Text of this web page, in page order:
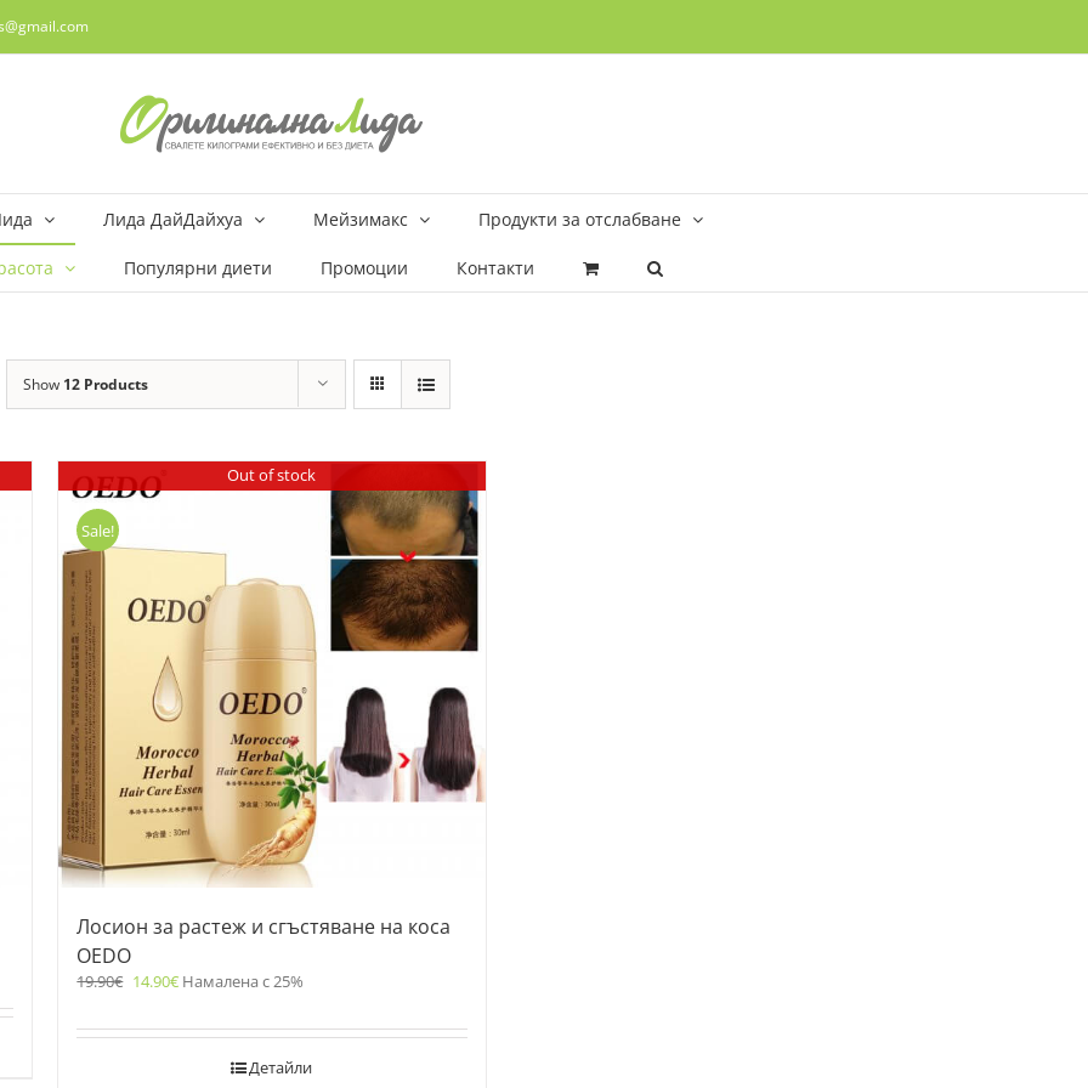
Лида ДайДайхуа Мейзимакс Продукти за отслабване
Популярни диети Промоции Контакти
Show 12 Products
Out of stock
Sale!
Лосион за растеж и сгъстяване на коса
OEDO
19.90€ 14.90€ Намалена с 25%
Детайли